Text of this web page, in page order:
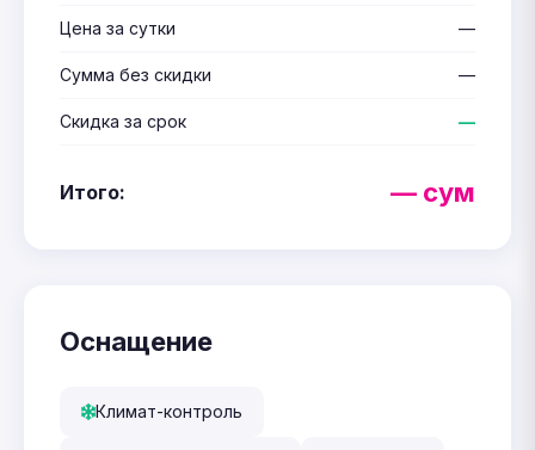
Цена за сутки —
Сумма без скидки —
Скидка за срок —
Итого: — сум
Оснащение
Климат-контроль